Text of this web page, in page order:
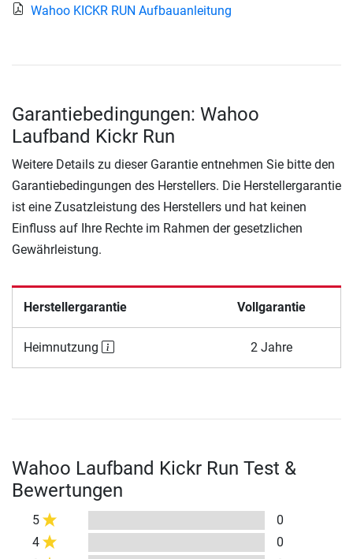
Wahoo KICKR RUN Aufbauanleitung
Garantiebedingungen: Wahoo
Laufband Kickr Run
Weitere Details zu dieser Garantie entnehmen Sie bitte den
Garantiebedingungen des Herstellers. Die Herstellergarantie
ist eine Zusatzleistung des Herstellers und hat keinen
Einfluss auf Ihre Rechte im Rahmen der gesetzlichen
Gewährleistung.
Herstellergarantie Vollgarantie
Heimnutzung 2 Jahre
Wahoo Laufband Kickr Run Test &
Bewertungen
5
0
4
0